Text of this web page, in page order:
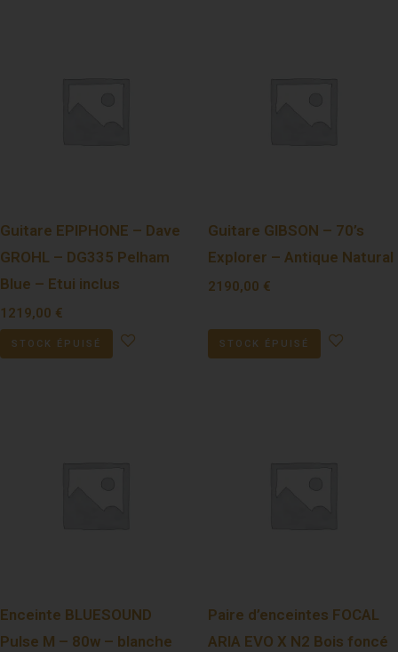
Guitare EPIPHONE – Dave
GROHL – DG335 Pelham
Blue – Etui inclus
1219,00 €
STOCK ÉPUISÉ
Guitare GIBSON – 70’s
Explorer – Antique Natural
2190,00 €
STOCK ÉPUISÉ
Enceinte BLUESOUND
Pulse M – 80w – blanche
Paire d’enceintes FOCAL
ARIA EVO X N2 Bois foncé